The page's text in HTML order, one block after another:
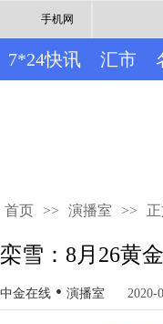
手机网
7*24快讯 汇市
首页 >> 演播室 >>
栾雪：8月26黄
中金在线 • 演播室 2020-